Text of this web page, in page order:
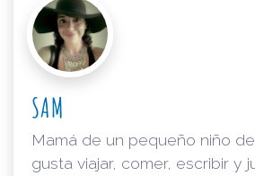
SAM
Mamá de un pequeño niño
gusta viajar, comer, escribir y